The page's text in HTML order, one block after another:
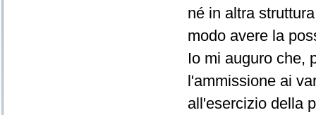
né in altra
modo avere la
Io mi auguro che,
l'ammissione ai
all'esercizio della